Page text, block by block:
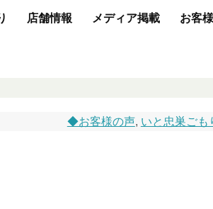
店舗情報 メディア掲載 お客
◆お客様の声, いと忠巣ごも